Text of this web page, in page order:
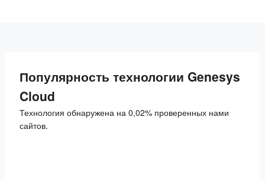
Популярность технологии Genesys
Cloud
Технология обнаружена на 0,02% проверенных нами
сайтов.